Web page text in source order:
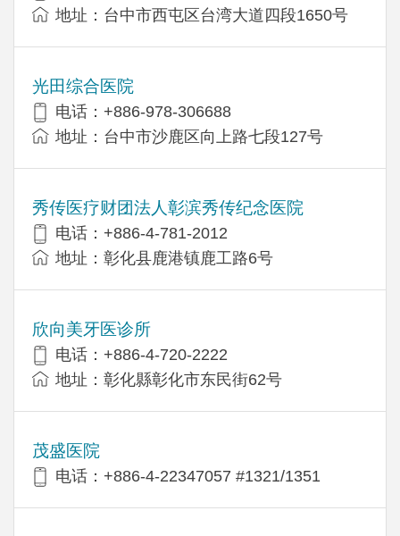
地址：台中市西屯区台湾大道四段1650号
光田综合医院
电话：+886-978-306688
地址：台中市沙鹿区向上路七段127号
秀传医疗财团法人彰滨秀传纪念医院
电话：+886-4-781-2012
地址：彰化县鹿港镇鹿工路6号
欣向美牙医诊所
电话：+886-4-720-2222
地址：彰化縣彰化市东民街62号
茂盛医院
电话：+886-4-22347057 #1321/1351